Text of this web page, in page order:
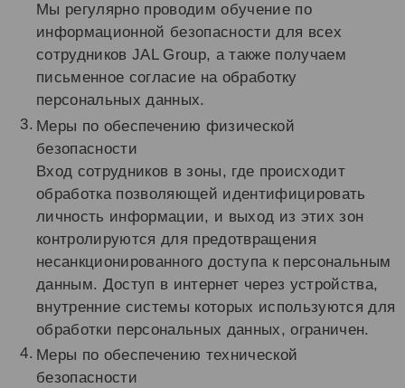
Мы регулярно проводим обучение по
информационной безопасности для всех
сотрудников JAL Group, а также получаем
письменное согласие на обработку
персональных данных.
Меры по обеспечению физической
безопасности
Вход сотрудников в зоны, где происходит
обработка позволяющей идентифицировать
личность информации, и выход из этих зон
контролируются для предотвращения
несанкционированного доступа к персональным
данным. Доступ в интернет через устройства,
внутренние системы которых используются для
обработки персональных данных, ограничен.
Меры по обеспечению технической
безопасности